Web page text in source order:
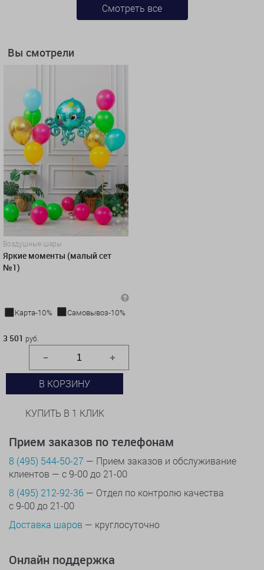
Смотреть все
Вы смотрели
Воздушные шары
Яркие моменты (малый сет
№1)
Карта-10%
Самовывоз-10%
3 501 руб.
В КОРЗИНУ
КУПИТЬ В 1 КЛИК
Прием заказов по телефонам
8 (495) 544-50-27 — Прием заказов и обслуживание
клиентов — с 9-00 до 21-00
8 (495) 212-92-36 — Отдел по контролю качества
с 9-00 до 21-00
Доставка шаров — круглосуточно
Онлайн поддержка